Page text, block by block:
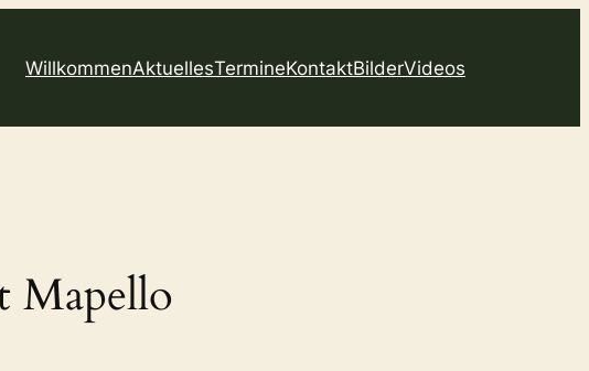
WillkommenAktuellesTermineKontaktBilderVideos
Mapello